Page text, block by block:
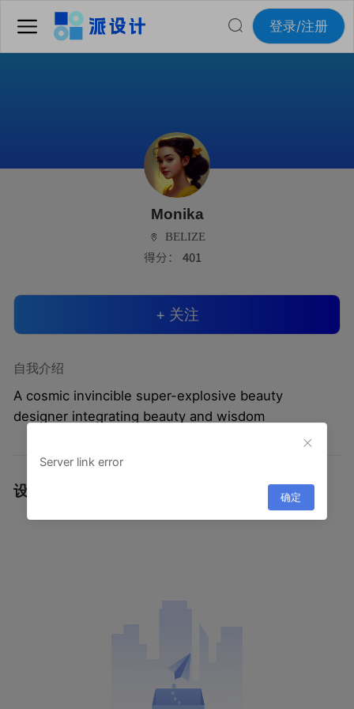
登录/注册
Monika
BELIZE
得分： 401
+ 关注
自我介绍
A cosmic invincible super-explosive beauty
designer integrating beauty and wisdom
设计作品
Server link error
确定